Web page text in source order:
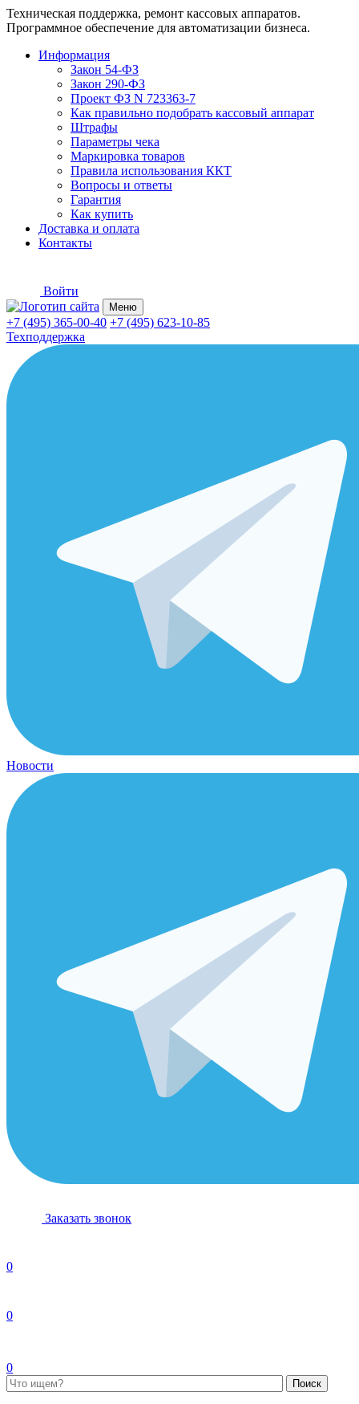
Техническая поддержка, ремонт кассовых аппаратов.
Программное обеспечение для автоматизации бизнеса.
Информация
Закон 54-ФЗ
Закон 290-ФЗ
Проект ФЗ N 723363-7
Как правильно подобрать кассовый аппарат
Штрафы
Параметры чека
Маркировка товаров
Правила использования ККТ
Вопросы и ответы
Гарантия
Как купить
Доставка и оплата
Контакты
Войти
Меню
+7 (495) 365-00-40 +7 (495) 623-10-85
Техподдержка
Новости
Заказать звонок
0
0
0